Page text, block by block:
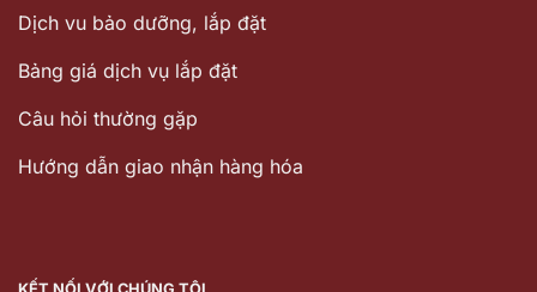
Dịch vu bảo dưỡng, lắp đặt
Bảng giá dịch vụ lắp đặt
Câu hỏi thường gặp
Hướng dẫn giao nhận hàng hóa